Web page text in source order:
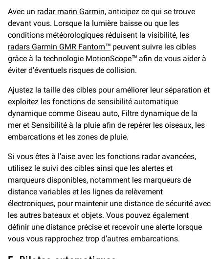
Avec un radar marin Garmin, anticipez ce qui se trouve
devant vous. Lorsque la lumière baisse ou que les
conditions météorologiques réduisent la visibilité, les
radars Garmin GMR Fantom™ peuvent suivre les cibles
grâce à la technologie MotionScope™ afin de vous aider à
éviter d’éventuels risques de collision.
Ajustez la taille des cibles pour améliorer leur séparation et
exploitez les fonctions de sensibilité automatique
dynamique comme Oiseau auto, Filtre dynamique de la
mer et Sensibilité à la pluie afin de repérer les oiseaux, les
embarcations et les zones de pluie.
Si vous êtes à l’aise avec les fonctions radar avancées,
utilisez le suivi des cibles ainsi que les alertes et
marqueurs disponibles, notamment les marqueurs de
distance variables et les lignes de relèvement
électroniques, pour maintenir une distance de sécurité avec
les autres bateaux et objets. Vous pouvez également
définir une distance précise et recevoir une alerte lorsque
vous vous rapprochez trop d’autres embarcations.